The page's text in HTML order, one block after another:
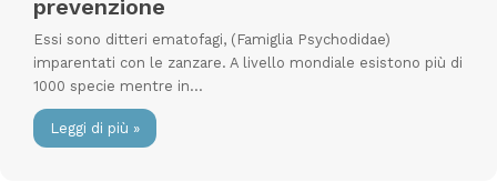
prevenzione
Essi sono ditteri ematofagi, (Famiglia Psychodidae)
imparentati con le zanzare. A livello mondiale esistono più di
1000 specie mentre in…
Leggi di più »